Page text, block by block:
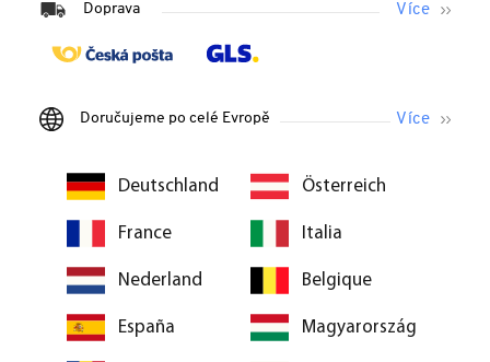
Doprava
Doručujeme po celé Evropě
Deutschland Österreich
France Italia
Nederland Belgique
España Magyarország